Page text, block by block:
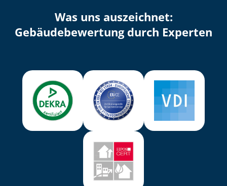
Was uns auszeichnet:
Ge­bäu­de­be­wer­tung durch Experten